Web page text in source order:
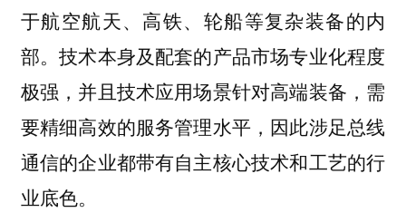
于航空航天、高铁、轮船等复杂装备的内
部。技术本身及配套的产品市场专业化程度
极强，并且技术应用场景针对高端装备，需
要精细高效的服务管理水平， 因此涉足总线
通信的企业都带有自主核心技术和工艺的行
业底色。